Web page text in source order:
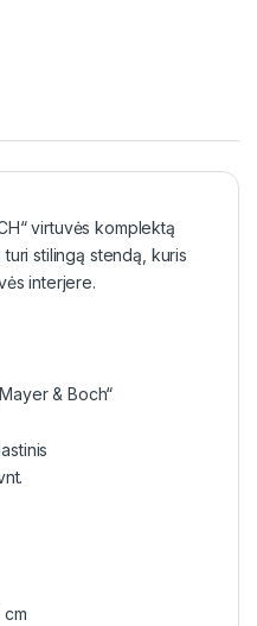
virtuvės komplektą
stilingą stendą, kuris
interjere.
& Boch“
cm